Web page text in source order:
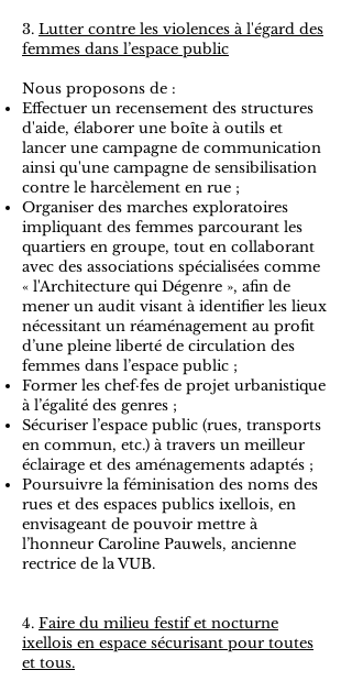
3. Lutter contre les violences à l'égard des
femmes dans l’espace public
Nous proposons de :
Effectuer un recensement des structures
d'aide, élaborer une boîte à outils et
lancer une campagne de communication
ainsi qu'une campagne de sensibilisation
contre le harcèlement en rue ;
Organiser des marches exploratoires
impliquant des femmes parcourant les
quartiers en groupe, tout en collaborant
avec des associations spécialisées comme
« l'Architecture qui Dégenre », afin de
mener un audit visant à identifier les lieux
nécessitant un réaménagement au profit
d’une pleine liberté de circulation des
femmes dans l’espace public ;
Former les chef·fes de projet urbanistique
à l’égalité des genres ;
Sécuriser l’espace public (rues, transports
en commun, etc.) à travers un meilleur
éclairage et des aménagements adaptés ;
Poursuivre la féminisation des noms des
rues et des espaces publics ixellois, en
envisageant de pouvoir mettre à
l’honneur Caroline Pauwels, ancienne
rectrice de la VUB.
​4. Faire du milieu festif et nocturne
ixellois en espace sécurisant pour toutes
et tous.